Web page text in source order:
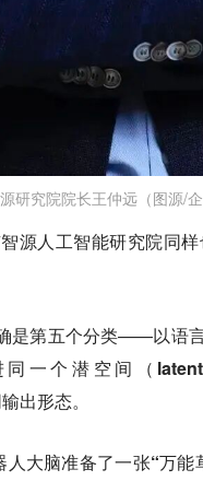
研究院院长王仲远（图源/企
源人工智能研究院同
是第五个分类——以语
一个潜空间（
出形态。
人大脑准备了一张“万能